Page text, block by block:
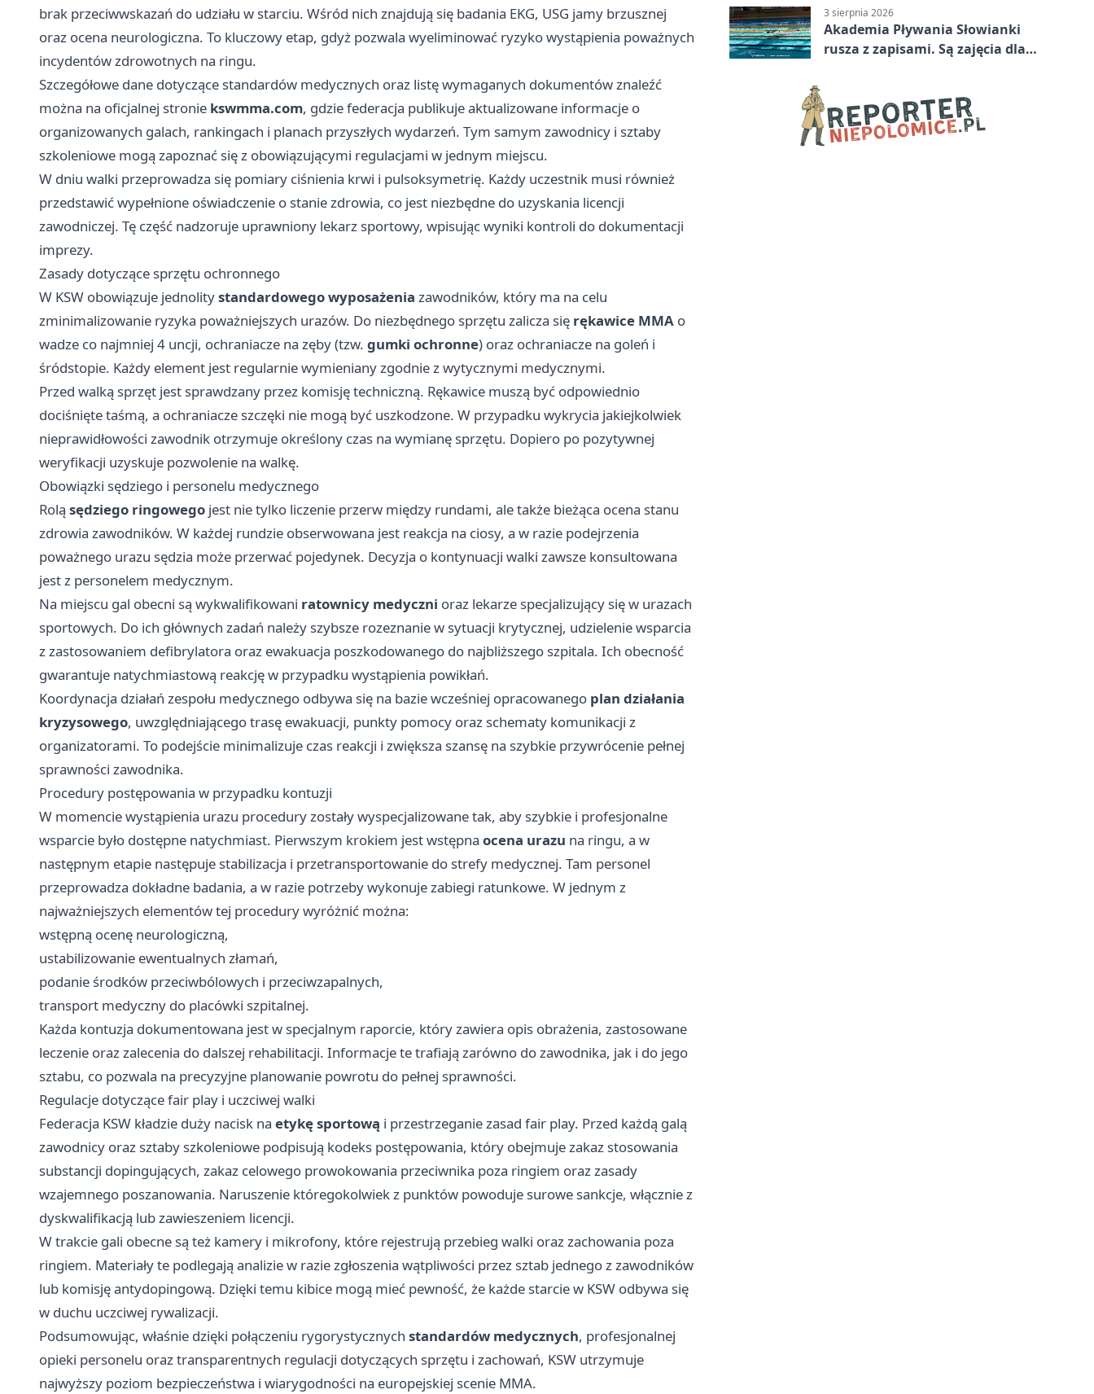
brak przeciwwskazań do udziału w starciu. Wśród nich znajdują się badania EKG, USG jamy brzusznej
oraz ocena neurologiczna. To kluczowy etap, gdyż pozwala wyeliminować ryzyko wystąpienia poważnych
incydentów zdrowotnych na ringu.
Szczegółowe dane dotyczące standardów medycznych oraz listę wymaganych dokumentów znaleźć
można na oficjalnej stronie kswmma.com, gdzie federacja publikuje aktualizowane informacje o
organizowanych galach, rankingach i planach przyszłych wydarzeń. Tym samym zawodnicy i sztaby
szkoleniowe mogą zapoznać się z obowiązującymi regulacjami w jednym miejscu.
W dniu walki przeprowadza się pomiary ciśnienia krwi i pulsoksymetrię. Każdy uczestnik musi również
przedstawić wypełnione oświadczenie o stanie zdrowia, co jest niezbędne do uzyskania licencji
zawodniczej. Tę część nadzoruje uprawniony lekarz sportowy, wpisując wyniki kontroli do dokumentacji
imprezy.
Zasady dotyczące sprzętu ochronnego
W KSW obowiązuje jednolitystandardowego wyposażenia zawodników, który ma na celu
zminimalizowanie ryzyka poważniejszych urazów. Do niezbędnego sprzętu zalicza się rękawice MMA o
wadze co najmniej 4 uncji, ochraniacze na zęby (tzw. gumki ochronne) oraz ochraniacze na goleń i
śródstopie. Każdy element jest regularnie wymieniany zgodnie z wytycznymi medycznymi.
Przed walką sprzęt jest sprawdzany przez komisję techniczną. Rękawice muszą być odpowiednio
dociśnięte taśmą, a ochraniacze szczęki nie mogą być uszkodzone. W przypadku wykrycia jakiejkolwiek
nieprawidłowości zawodnik otrzymuje określony czas na wymianę sprzętu. Dopiero po pozytywnej
weryfikacji uzyskuje pozwolenie na walkę.
Obowiązki sędziego i personelu medycznego
Rolą sędziego ringowego jest nie tylko liczenie przerw między rundami, ale także bieżąca ocena stanu
zdrowia zawodników. W każdej rundzie obserwowana jest reakcja na ciosy, a w razie podejrzenia
poważnego urazu sędzia może przerwać pojedynek. Decyzja o kontynuacji walki zawsze konsultowana
jest z personelem medycznym.
Na miejscu gal obecni są wykwalifikowani ratownicy medyczni oraz lekarze specjalizujący się w urazach
sportowych. Do ich głównych zadań należy szybsze rozeznanie w sytuacji krytycznej, udzielenie wsparcia
z zastosowaniem defibrylatora oraz ewakuacja poszkodowanego do najbliższego szpitala. Ich obecność
gwarantuje natychmiastową reakcję w przypadku wystąpienia powikłań.
Koordynacja działań zespołu medycznego odbywa się na bazie wcześniej opracowanego plan działania
kryzysowego, uwzględniającego trasę ewakuacji, punkty pomocy oraz schematy komunikacji z
organizatorami. To podejście minimalizuje czas reakcji i zwiększa szansę na szybkie przywrócenie pełnej
sprawności zawodnika.
Procedury postępowania w przypadku kontuzji
W momencie wystąpienia urazu procedury zostały wyspecjalizowane tak, aby szybkie i profesjonalne
wsparcie było dostępne natychmiast. Pierwszym krokiem jest wstępna ocena urazu na ringu, a w
następnym etapie następuje stabilizacja i przetransportowanie do strefy medycznej. Tam personel
przeprowadza dokładne badania, a w razie potrzeby wykonuje zabiegi ratunkowe. W jednym z
najważniejszych elementów tej procedury wyróżnić można:
wstępną ocenę neurologiczną,
ustabilizowanie ewentualnych złamań,
podanie środków przeciwbólowych i przeciwzapalnych,
transport medyczny do placówki szpitalnej.
Każda kontuzja dokumentowana jest w specjalnym raporcie, który zawiera opis obrażenia, zastosowane
leczenie oraz zalecenia do dalszej rehabilitacji. Informacje te trafiają zarówno do zawodnika, jak i do jego
sztabu, co pozwala na precyzyjne planowanie powrotu do pełnej sprawności.
Regulacje dotyczące fair play i uczciwej walki
Federacja KSW kładzie duży nacisk na etykę sportową i przestrzeganie zasad fair play. Przed każdą galą
zawodnicy oraz sztaby szkoleniowe podpisują kodeks postępowania, który obejmuje zakaz stosowania
substancji dopingujących, zakaz celowego prowokowania przeciwnika poza ringiem oraz zasady
wzajemnego poszanowania. Naruszenie któregokolwiek z punktów powoduje surowe sankcje, włącznie z
dyskwalifikacją lub zawieszeniem licencji.
W trakcie gali obecne są też kamery i mikrofony, które rejestrują przebieg walki oraz zachowania poza
ringiem. Materiały te podlegają analizie w razie zgłoszenia wątpliwości przez sztab jednego z zawodników
lub komisję antydopingową. Dzięki temu kibice mogą mieć pewność, że każde starcie w KSW odbywa się
w duchu uczciwej rywalizacji.
Podsumowując, właśnie dzięki połączeniu rygorystycznych standardów medycznych, profesjonalnej
opieki personelu oraz transparentnych regulacji dotyczących sprzętu i zachowań, KSW utrzymuje
najwyższy poziom bezpieczeństwa i wiarygodności na europejskiej scenie MMA.
3 sierpnia 2026
Akademia Pływania Słowianki
rusza z zapisami. Są zajęcia dla